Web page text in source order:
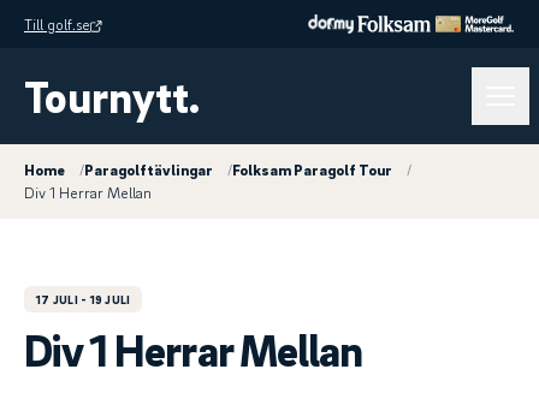
Till golf.se
Tournytt.
Home /Paragolftävlingar /Folksam Paragolf Tour
/
Div 1 Herrar Mellan
17 JULI - 19 JULI
Div 1 Herrar Mellan